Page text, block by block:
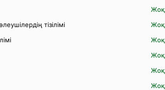
Жоқ
тізілімі
Жоқ
Жоқ
Жоқ
Жоқ
Жоқ